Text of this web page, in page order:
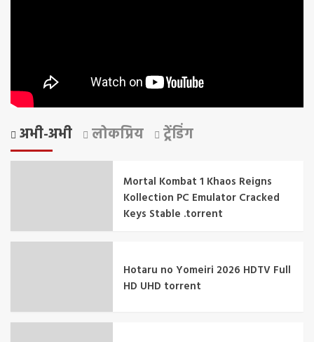
अभी-अभी लोकप्रिय ट्रेंडिंग
Mortal Kombat 1 Khaos Reigns
Kollection PC Emulator Cracked
Keys Stable .torrent
Hotaru no Yomeiri 2026 HDTV Full
HD UHD torrent